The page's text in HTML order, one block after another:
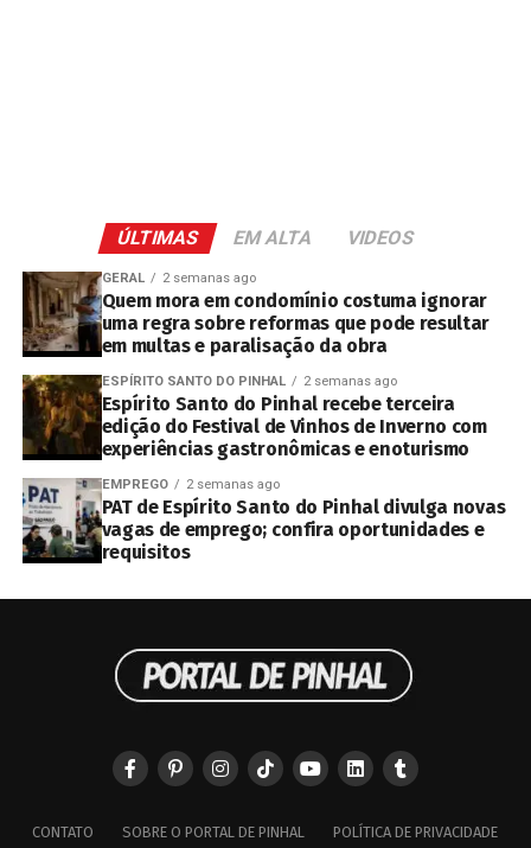
ÚLTIMAS EM ALTA VIDEOS
GERAL 2 semanas ago
Quem mora em condomínio costuma ignorar
uma regra sobre reformas que pode resultar
em multas e paralisação da obra
ESPÍRITO SANTO DO PINHAL 2 semanas ago
Espírito Santo do Pinhal recebe terceira
edição do Festival de Vinhos de Inverno com
experiências gastronômicas e enoturismo
EMPREGO 2 semanas ago
PAT de Espírito Santo do Pinhal divulga novas
vagas de emprego; confira oportunidades e
requisitos
CONTATO SOBRE O PORTAL DE PINHAL POLÍTICA DE PRIVACIDADE